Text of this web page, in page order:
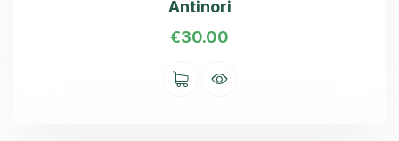
Antinori
€30.00